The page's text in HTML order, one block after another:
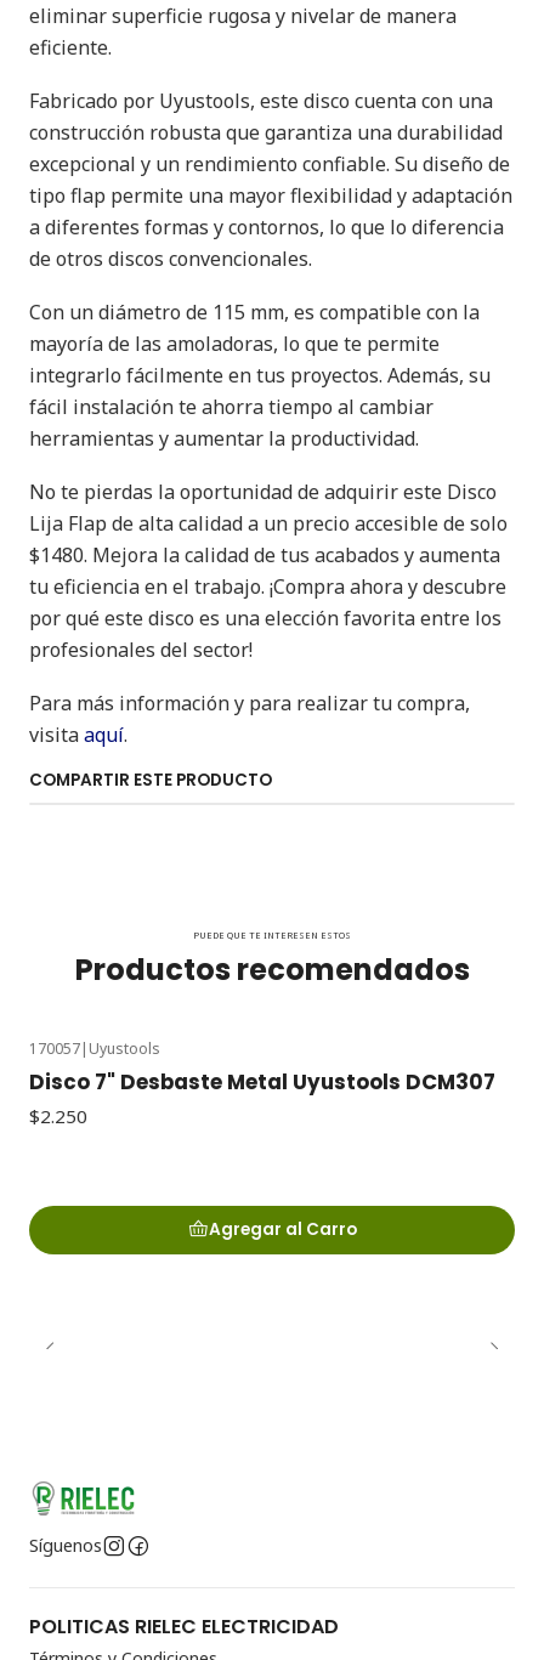
eliminar superficie rugosa y nivelar de manera
eficiente.
Fabricado por Uyustools, este disco cuenta con una
construcción robusta que garantiza una durabilidad
excepcional y un rendimiento confiable. Su diseño de
tipo flap permite una mayor flexibilidad y adaptación
a diferentes formas y contornos, lo que lo diferencia
de otros discos convencionales.
Con un diámetro de 115 mm, es compatible con la
mayoría de las amoladoras, lo que te permite
integrarlo fácilmente en tus proyectos. Además, su
fácil instalación te ahorra tiempo al cambiar
herramientas y aumentar la productividad.
No te pierdas la oportunidad de adquirir este Disco
Lija Flap de alta calidad a un precio accesible de solo
$1480. Mejora la calidad de tus acabados y aumenta
tu eficiencia en el trabajo. ¡Compra ahora y descubre
por qué este disco es una elección favorita entre los
profesionales del sector!
Para más información y para realizar tu compra,
visitaaquí.
COMPARTIR ESTE PRODUCTO
PUEDE QUE TE INTERESEN ESTOS
Productos recomendados
170057| Uyustools
Disco 7" Desbaste Metal Uyustools DCM307
$2.250
Agregar al Carro
Síguenos
POLITICAS RIELEC ELECTRICIDAD